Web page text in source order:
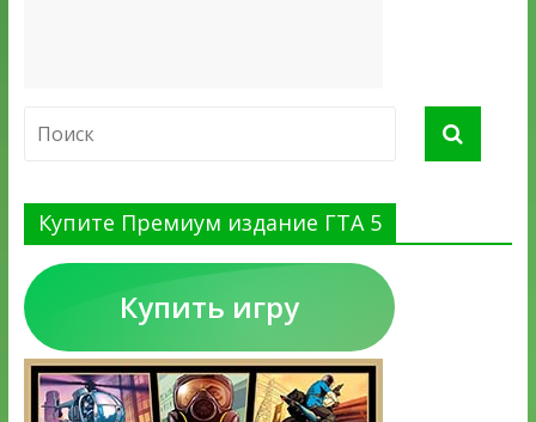
Купите Премиум издание ГТА 5
Купить игру